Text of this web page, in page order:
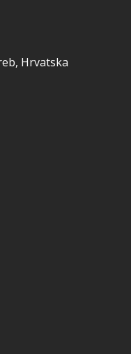
Hrvatska